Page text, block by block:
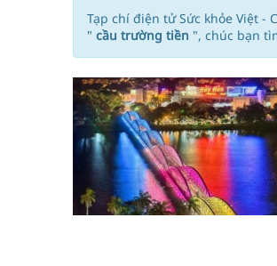
Tổng hợp những cách trị
Tỷ lệ tật khúc xạ ở trẻ gia
Nhiều lợi thế để nâng chất
Vương Thành Công: Khi việc
Chấn chỉnh hoạt động kinh
Súp lơ xanh mang đến hy
Triển khai đồng bộ các giải
Tạp chí điện tử Sức khỏe Việt -
" cầu trường tiền ", chúc bạn